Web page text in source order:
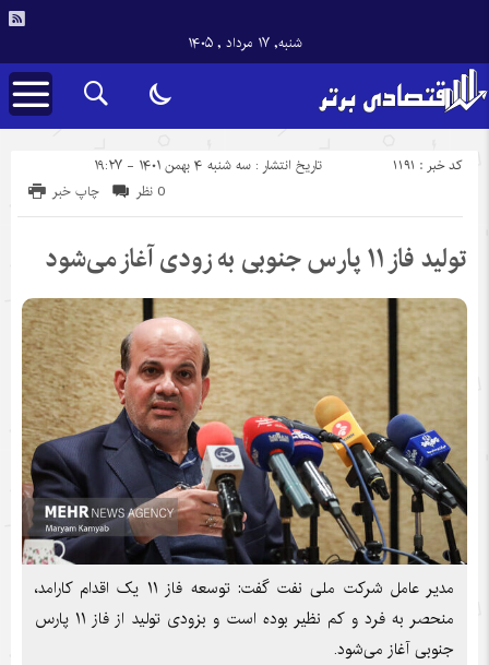
شنبه, ۱۷ مرداد , ۱۴۰۵
تاریخ انتشار : سه شنبه ۴ بهمن ۱۴۰۱ - ۱۹:۲۷ کد خبر : 1191
چاپ خبر 0 نظر
تولید فاز ۱۱ پارس جنوبی به زودی آغاز می‌شود
مدیر عامل شرکت ملی نفت گفت: توسعه فاز ۱۱ یک اقدام کارامد،
منحصر به فرد و کم نظیر بوده است و بزودی تولید از فاز ۱۱ پارس
جنوبی آغاز می‌شود.